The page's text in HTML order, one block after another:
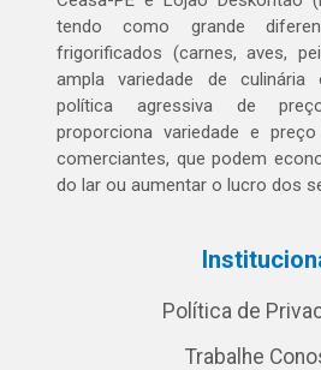
tendo como grande
frigorificados (carnes, aves,
ampla variedade de culinária
política agressiva de
proporciona variedade e
comerciantes, que podem
do lar ou aumentar o lucro dos
Política de
Trabalhe